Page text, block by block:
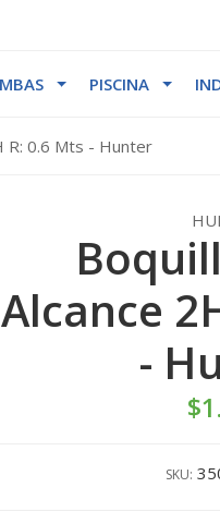
PISCINA
R: 0.6 Mts - Hunter
Alcance
-
SKU: